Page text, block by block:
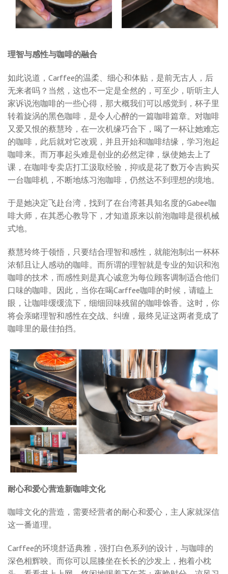
理智与感性与咖啡的融合
如此说道，Carffee的温柔、细心和体贴，是前无古人，后
无来者吗？当然，这也不一定是全然的，可至少，听听主人
家诉说泡咖啡的一些心得，那大概我们可以感觉到，杯子里
转着旋涡的黑色咖啡，是令人心醉的一篇咖啡篇章。对咖啡
又爱又恨的蔡慧玲，在一次机缘巧合下，喝了一杯让她难忘
的咖啡，此后就对它改观，并且开始和咖啡结缘，学习泡起
咖啡来。而万事起头难是创业的必然定律，纵使她去上了
课，在咖啡专卖店打工汲取经验，抑或是花了数万令吉购买
一台咖啡机，不断地练习泡咖啡，仍然达不到理想的境地。
于是她决定飞赴台湾，找到了在台湾甚具知名度的Gabee咖
啡大师，在其悉心教导下，才知道原来以前泡咖啡是很机械
式地。
蔡慧玲终于领悟，只要结合理智和感性，就能泡制出一杯杯
浓郁且让人感动的咖啡。而所谓的理智就是专业的知识和泡
咖啡的技术，而感性则是真心诚意为每位顾客调制适合他们
口味的咖啡。因此，当你在喝Carffee咖啡的时候，请瞌上
眼，让咖啡缓缓流下，细细回味残留的咖啡馀香。这时，你
将会亲睹理智和感性在交战、纠缠，最终见证这两者竟成了
咖啡里的最佳拍挡。
耐心和爱心营造新咖啡文化
咖啡文化的营造，需要经营者的耐心和爱心，主人家就深信
这一番道理。
Carffee的环境舒适典雅，强打白色系列的设计，与咖啡的
深色相辉映。而你可以屈膝坐在长长的沙发上，抱着小枕